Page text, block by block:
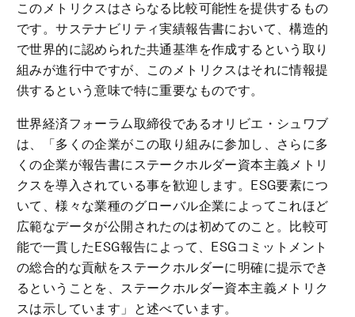
このメトリクスはさらなる比較可能性を提供するもの
です。サステナビリティ実績報告書において、構造的
で世界的に認められた共通基準を作成するという取り
組みが進行中ですが、このメトリクスはそれに情報提
供するという意味で特に重要なものです。
世界経済フォーラム取締役であるオリビエ・シュワブ
は、「多くの企業がこの取り組みに参加し、さらに多
くの企業が報告書にステークホルダー資本主義メトリ
クスを導入されている事を歓迎します。ESG要素につ
いて、様々な業種のグローバル企業によってこれほど
広範なデータが公開されたのは初めてのこと。比較可
能で一貫したESG報告によって、ESGコミットメント
の総合的な貢献をステークホルダーに明確に提示でき
るということを、ステークホルダー資本主義メトリク
スは示しています」と述べています。